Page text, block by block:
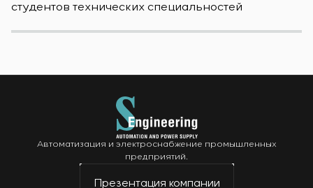
студентов технических специальностей
Автоматизация и электроснабжение промышленных
предприятий.
Презентация компании